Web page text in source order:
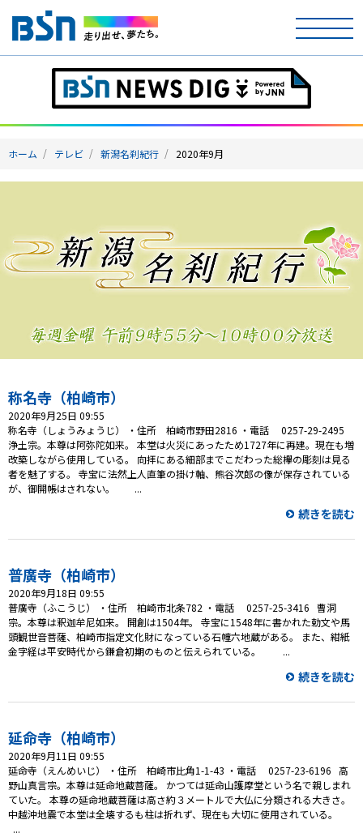
ホーム
テレビ
ラジオ
イベント
ニュース
天気
プレゼント
コンテンツ・アプリ
キッズ ケンジュ 愛の募金
Well-being 防災・減災
お問い合わせ
ホーム テレビ 新潟名刹紀行 2020年9月
称名寺（柏崎市）
2020年9月25日 09:55
称名寺（しょうみょうじ） ・住所 柏崎市野田2816 ・電話 0257-29-2495
浄土宗。本尊は阿弥陀如来。 本堂は火災にあったため1727年に再建。現在も増
改築しながら使用している。 向拝にある細部までこだわった総欅の彫刻は見る
者を魅了する。 寺宝に法然上人直筆の掛け軸、熊谷次郎の像が保存されている
が、御開帳はされない。 ...
続きを読む
普廣寺（柏崎市）
2020年9月18日 09:55
普廣寺（ふこうじ） ・住所 柏崎市北条782 ・電話 0257-25-3416 曹洞
宗。本尊は釈迦牟尼如来。 開創は1504年。 寺宝に1548年に書かれた勅文や馬
頭観世音菩薩、柏崎市指定文化財になっている石幢六地蔵がある。 また、紺紙
金字経は平安時代から鎌倉初期のものと伝えられている。 ...
続きを読む
延命寺（柏崎市）
2020年9月11日 09:55
延命寺（えんめいじ） ・住所 柏崎市比角1-1-43 ・電話 0257-23-6196 高
野山真言宗。本尊は延命地蔵菩薩。 かつては延命山護摩堂という名で親しまれ
ていた。 本尊の延命地蔵菩薩は高さ約３メートルで大仏に分類される大きさ。
中越沖地震で本堂は全壊するも柱は折れず、現在も大切に使用されている。
...